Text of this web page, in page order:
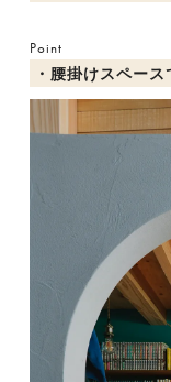
Point
・腰掛けスペー